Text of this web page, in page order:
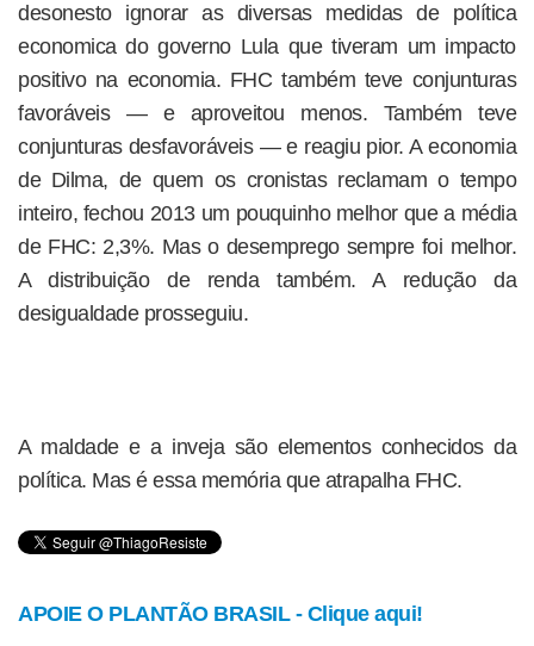
desonesto ignorar as diversas medidas de política
economica do governo Lula que tiveram um impacto
positivo na economia. FHC também teve conjunturas
favoráveis — e aproveitou menos. Também teve
conjunturas desfavoráveis — e reagiu pior. A economia
de Dilma, de quem os cronistas reclamam o tempo
inteiro, fechou 2013 um pouquinho melhor que a média
de FHC: 2,3%. Mas o desemprego sempre foi melhor.
A distribuição de renda também. A redução da
desigualdade prosseguiu.
A maldade e a inveja são elementos conhecidos da
política. Mas é essa memória que atrapalha FHC.
APOIE O PLANTÃO BRASIL - Clique aqui!